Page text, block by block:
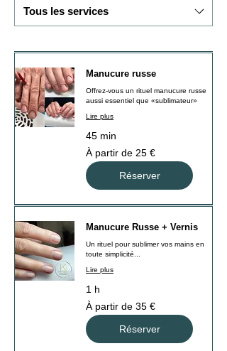
Tous les services
Manucure russe
Offrez-vous un rituel manucure russe
aussi essentiel que «sublimateur»
Lire plus
45 min
À
partir
de
25
euros
À partir de 25 €
Réserver
Manucure Russe + Vernis
Un rituel pour sublimer vos mains en
toute simplicité...
Lire plus
1 h
À
partir
de
35
euros
À partir de 35 €
Réserver